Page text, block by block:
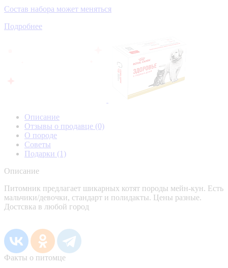
Состав набора может меняться
Подробнее
Описание
Отзывы о продавце (0)
О породе
Советы
Подарки (1)
Описание
Питомник предлагает шикарных котят породы мейн-кун. Есть
мальчики/девочки, стандарт и полидакты. Цены разные.
Достсвка в любой город
Факты о питомце